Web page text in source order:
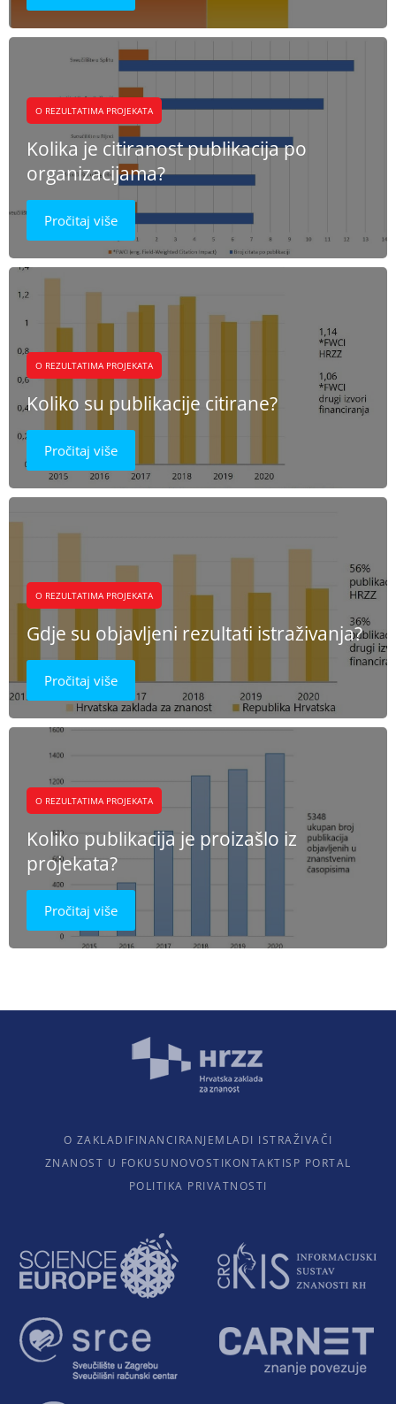
O REZULTATIMA PROJEKATA
Kolika je citiranost publikacija po
organizacijama?
Pročitaj više
O REZULTATIMA PROJEKATA
Koliko su publikacije citirane?
Pročitaj više
O REZULTATIMA PROJEKATA
Gdje su objavljeni rezultati istraživanja?
Pročitaj više
O REZULTATIMA PROJEKATA
Koliko publikacija je proizašlo iz
projekata?
Pročitaj više
O ZAKLADIFINANCIRANJEMLADI ISTRAŽIVAČI
ZNANOST U FOKUSU NOVOSTIKONTAKTISP PORTAL
POLITIKA PRIVATNOSTI